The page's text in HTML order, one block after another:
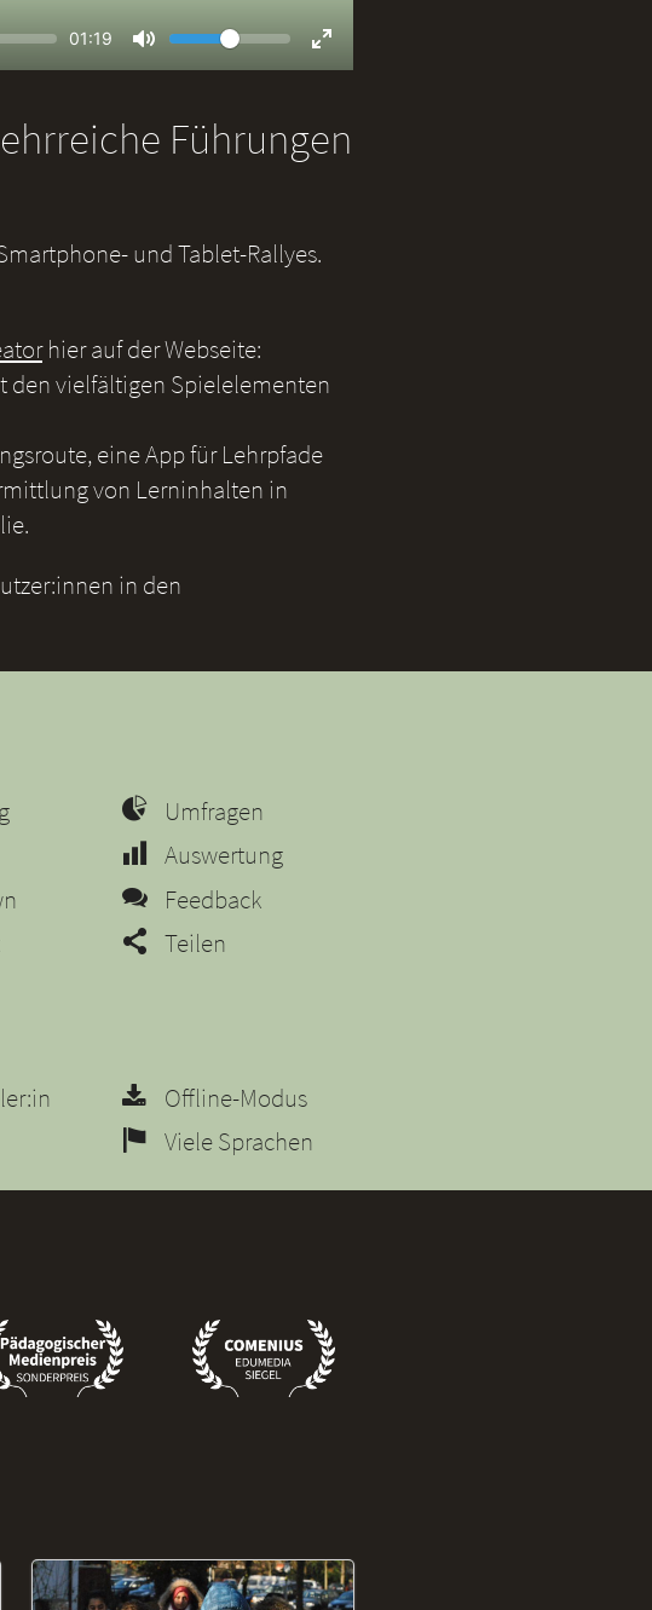
Current
01:19
Mute
Volume
Fullscreen
Führungen
und Tablet-Rallyes.
hier auf der Webseite:
den vielfältigen Spielelementen
eine App für Lehrpfade
von Lerninhalten in
in den
Umfragen
Auswertung
Feedback
Teilen
Offline-Modus
Viele Sprachen